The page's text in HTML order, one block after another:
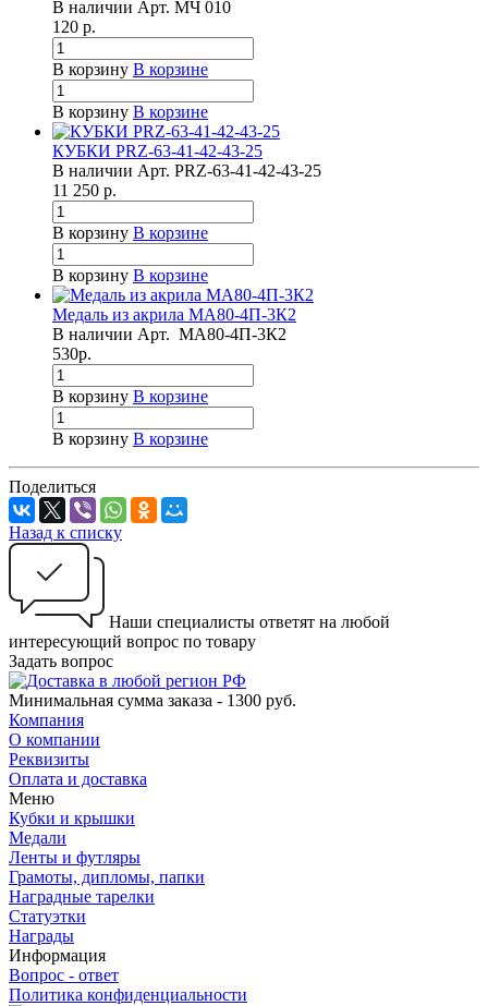
В наличии Арт. МЧ 010
120 р.
В корзину В корзине
В корзину В корзине
КУБКИ PRZ-63-41-42-43-25
В наличии Арт. PRZ-63-41-42-43-25
11 250 р.
В корзину В корзине
В корзину В корзине
Медаль из акрила МА80-4П-3К2
В наличии Арт. МА80-4П-3К2
530р.
В корзину В корзине
В корзину В корзине
Поделиться
Назад к списку
Наши специалисты ответят на любой
интересующий вопрос по товару
Задать вопрос
Минимальная сумма заказа - 1300 руб.
Компания
О компании
Реквизиты
Оплата и доставка
Меню
Кубки и крышки
Медали
Ленты и футляры
Грамоты, дипломы, папки
Наградные тарелки
Статуэтки
Награды
Информация
Вопрос - ответ
Политика конфиденциальности